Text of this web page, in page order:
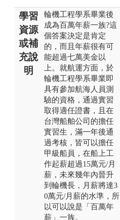
學習
資源
或補
充說
明
輪機工程學系畢業後
成為百萬年薪一族?這
個答案決定是肯定
的，而且年薪很有可
能超過七萬美金以
上。就航運方面，於
輪機工程學系畢業即
具有參加航海人員測
驗的資格，通過實習
取得適任證書，且在
台灣船舶公司的擔任
實習生，滿一年後通
過考核，皆可以擔任
甲級船員，在船上工
作起薪超過15萬元/月
薪，未來幾年內晉升
到輪機長，月薪將達3
0萬元/月薪的水準，所
以可以說是「百萬年
薪」一族。